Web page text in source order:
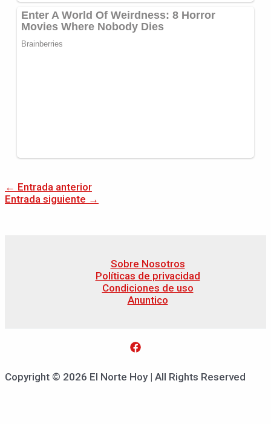
← Entrada anterior
Entrada siguiente →
Sobre Nosotros
Políticas de privacidad
Condiciones de uso
Anuntico
Copyright © 2026 El Norte Hoy | All Rights Reserved